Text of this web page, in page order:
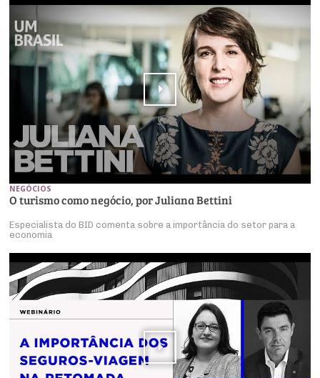
NEGÓCIOS
O turismo como negócio, por Juliana Bettini
Especialista do BID comenta sobre a importância do setor para a
economia